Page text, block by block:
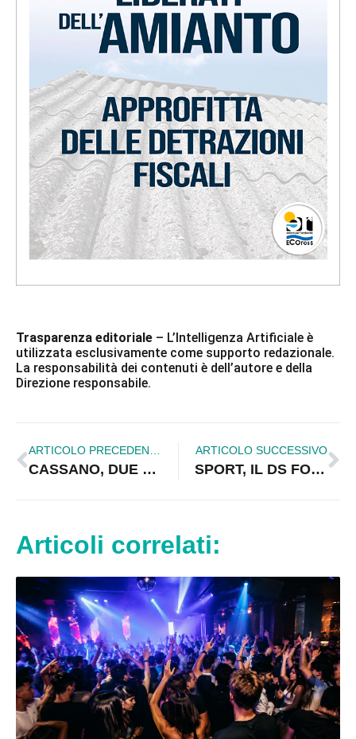
Trasparenza editoriale – L’Intelligenza Artificiale è
utilizzata esclusivamente come supporto redazionale.
La responsabilità dei contenuti è dell’autore e della
Direzione responsabile.
CASSANO, DUE STUDENTI PREMIATI AL QUIRINALE
ARTICOLO SUCCESSIVO
SPORT, IL DS FORACE SPRONA IL FABRIZIO CORIGLIANO C5
Articoli correlati: